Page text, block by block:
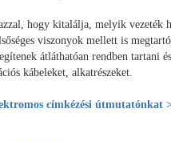
hogy kitalálja, melyik vezeték
viszonyok mellett is
átláthatóan rendben tartani
kábeleket, alkatrészeket.
címkézési útmutatónkat